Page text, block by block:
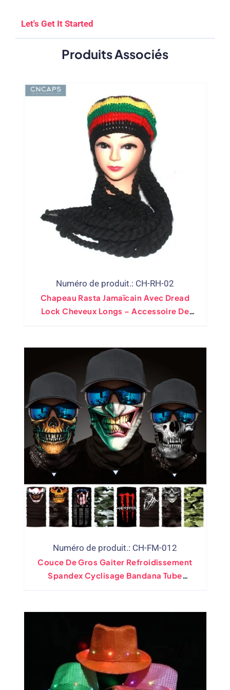
Let's Get It Started
Produits Associés
Numéro de produit.: CH-RH-02
Chapeau Rasta Jamaïcain Avec Dread
Lock Cheveux Longs – Accessoire De
Numéro de produit.: CH-FM-012
Couce De Gros Gaiter Refroidissement
Spandex Cyclisage Bandana Tube